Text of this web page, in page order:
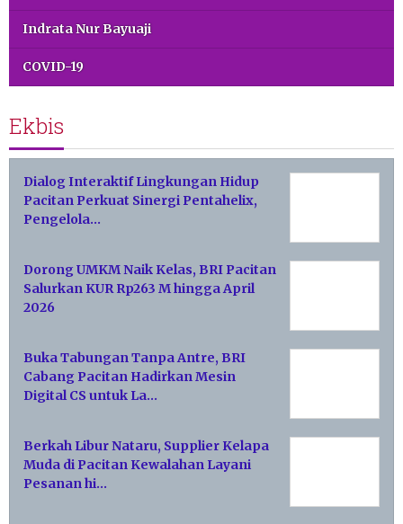
Indrata Nur Bayuaji
COVID-19
Ekbis
Dialog Interaktif Lingkungan Hidup
Pacitan Perkuat Sinergi Pentahelix,
Pengelola…
Dorong UMKM Naik Kelas, BRI Pacitan
Salurkan KUR Rp263 M hingga April
2026
Buka Tabungan Tanpa Antre, BRI
Cabang Pacitan Hadirkan Mesin
Digital CS untuk La…
Berkah Libur Nataru, Supplier Kelapa
Muda di Pacitan Kewalahan Layani
Pesanan hi…